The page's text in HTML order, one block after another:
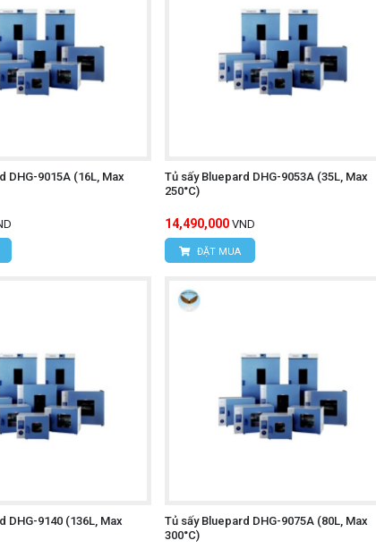
DHG-9015A (16L, Max
Tủ sấy Bluepard DHG-9053A (35L, Max
250°C)
14,490,000 VND
ĐẶT MUA
DHG-9140 (136L, Max
Tủ sấy Bluepard DHG-9075A (80L, Max
300°C)